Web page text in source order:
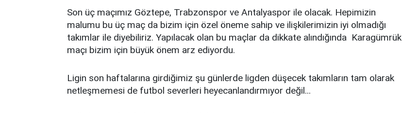
Son üç maçımız Göztepe, Trabzonspor ve Antalyaspor ile olacak. Hepimizin
malumu bu üç maç da bizim için özel öneme sahip ve ilişkilerimizin iyi olmadığı
takımlar ile diyebiliriz. Yapılacak olan bu maçlar da dikkate alındığında Karagümrük
maçı bizim için büyük önem arz ediyordu.
Ligin son haftalarına girdiğimiz şu günlerde ligden düşecek takımların tam olarak
netleşmemesi de futbol severleri heyecanlandırmıyor değil...